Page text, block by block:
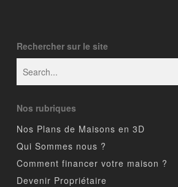
Rechercher sur le site
Nos rubriques
Nos Plans de Maisons en 3D
Qui Sommes nous ?
Comment financer votre maison ?
Devenir Propriétaire